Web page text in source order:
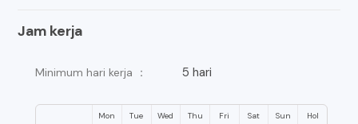
Jam kerja
Minimum hari kerja ： 5 hari
Mon Tue Wed Thu Fri Sat Sun Hol